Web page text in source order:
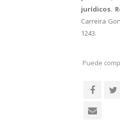
jurídicos.
Carreira
1243.
Puede